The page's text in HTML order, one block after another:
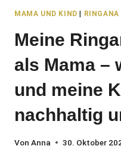
MAMA UND KIND |
Meine
als Mama –
und meine
nachhaltig
Von Anna 30. Oktober